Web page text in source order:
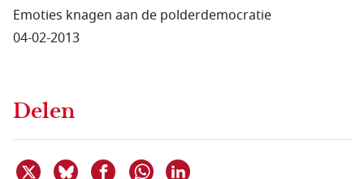
Emoties knagen aan de polderdemocratie
04-02-2013
Delen
Deel dit item op X
Deel dit item op Bluesky
Deel dit item op Facebook
Delen via WhatsApp